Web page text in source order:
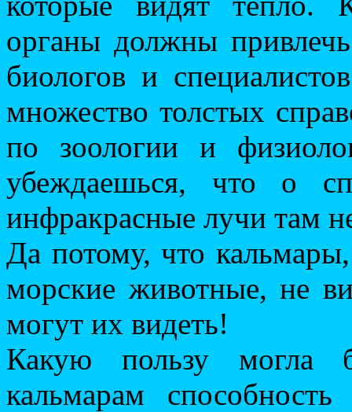
органы должны
биологов и
множество толстых
по зоологии и
убеждаешься, что о
инфракрасные лучи там
Да потому, что
морские животные, не
могут их видеть!
Какую пользу могла
кальмарам